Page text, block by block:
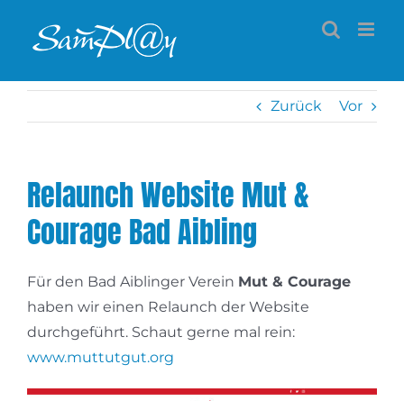
Inhalt
Zurück Vor
Relaunch Website Mut &
Courage Bad Aibling
Für den Bad Aiblinger Verein Mut & Courage
haben wir einen Relaunch der Website
durchgeführt. Schaut gerne mal rein:
www.muttutgut.org